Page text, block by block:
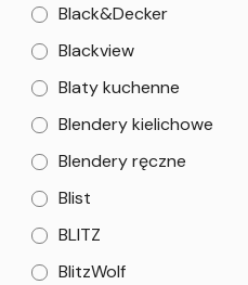
Black&Decker
Blackview
Blaty kuchenne
Blendery kielichowe
Blendery ręczne
Blist
BLITZ
BlitzWolf